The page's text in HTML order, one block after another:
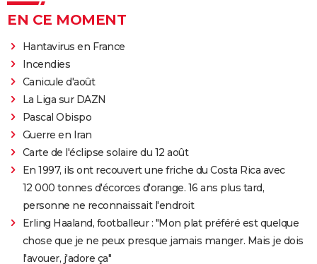
EN CE MOMENT
Hantavirus en France
Incendies
Canicule d'août
La Liga sur DAZN
Pascal Obispo
Guerre en Iran
Carte de l'éclipse solaire du 12 août
En 1997, ils ont recouvert une friche du Costa Rica avec
12 000 tonnes d'écorces d'orange. 16 ans plus tard,
personne ne reconnaissait l'endroit
Erling Haaland, footballeur : "Mon plat préféré est quelque
chose que je ne peux presque jamais manger. Mais je dois
l'avouer, j'adore ça"